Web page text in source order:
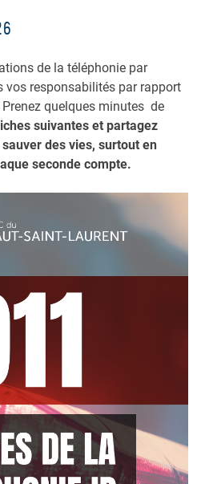
de la téléphonie par
vos responsabilités par rapport
quelques minutes de
suivantes et partagez
des vies, surtout en
seconde compte.